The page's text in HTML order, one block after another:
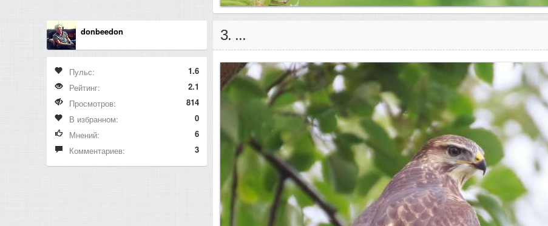
donbeedon
Пульс:
1.6
Рейтинг:
2.1
Просмотров:
814
В избранном:
0
Мнений:
6
Комментариев:
3
3. ...